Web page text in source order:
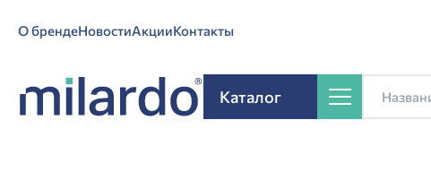
О брендеНовостиАкцииКонтакты
Каталог